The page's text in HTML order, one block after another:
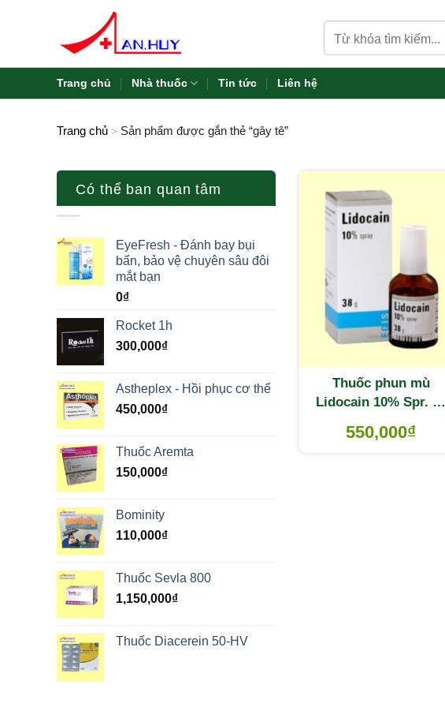
kiếm:
Trang chủ Nhà thuốc Tin tức Liên hệ
Trang chủ > Sản phẩm được gắn thẻ “gây tê”
Có thể ban quan tâm
EyeFresh - Đánh bay bụi
bẩn, bảo vệ chuyên sâu đôi
mắt bạn
0₫
Rocket 1h
300,000₫
Astheplex - Hồi phục cơ thể
450,000₫
Thuốc Aremta
150,000₫
Bominity
110,000₫
Thuốc Sevla 800
1,150,000₫
Thuốc Diacerein 50-HV
Thuốc phun mù
Lidocain 10% Spr. 38
mê
550,000₫